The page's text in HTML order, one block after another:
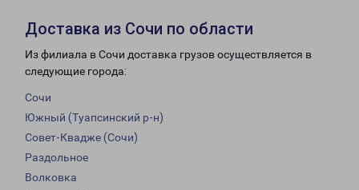
Доставка из Сочи по области
Из филиала в Сочи доставка грузов осуществляется в
следующие города:
Сочи
Южный (Туапсинский р-н)
Совет-Квадже (Сочи)
Раздольное
Волковка